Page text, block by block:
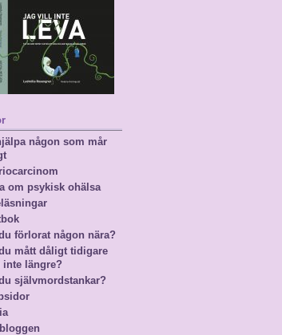
någon som mår
om psykisk ohälsa
förlorat någon nära?
mått dåligt tidigare
inte längre?
självmordstankar?